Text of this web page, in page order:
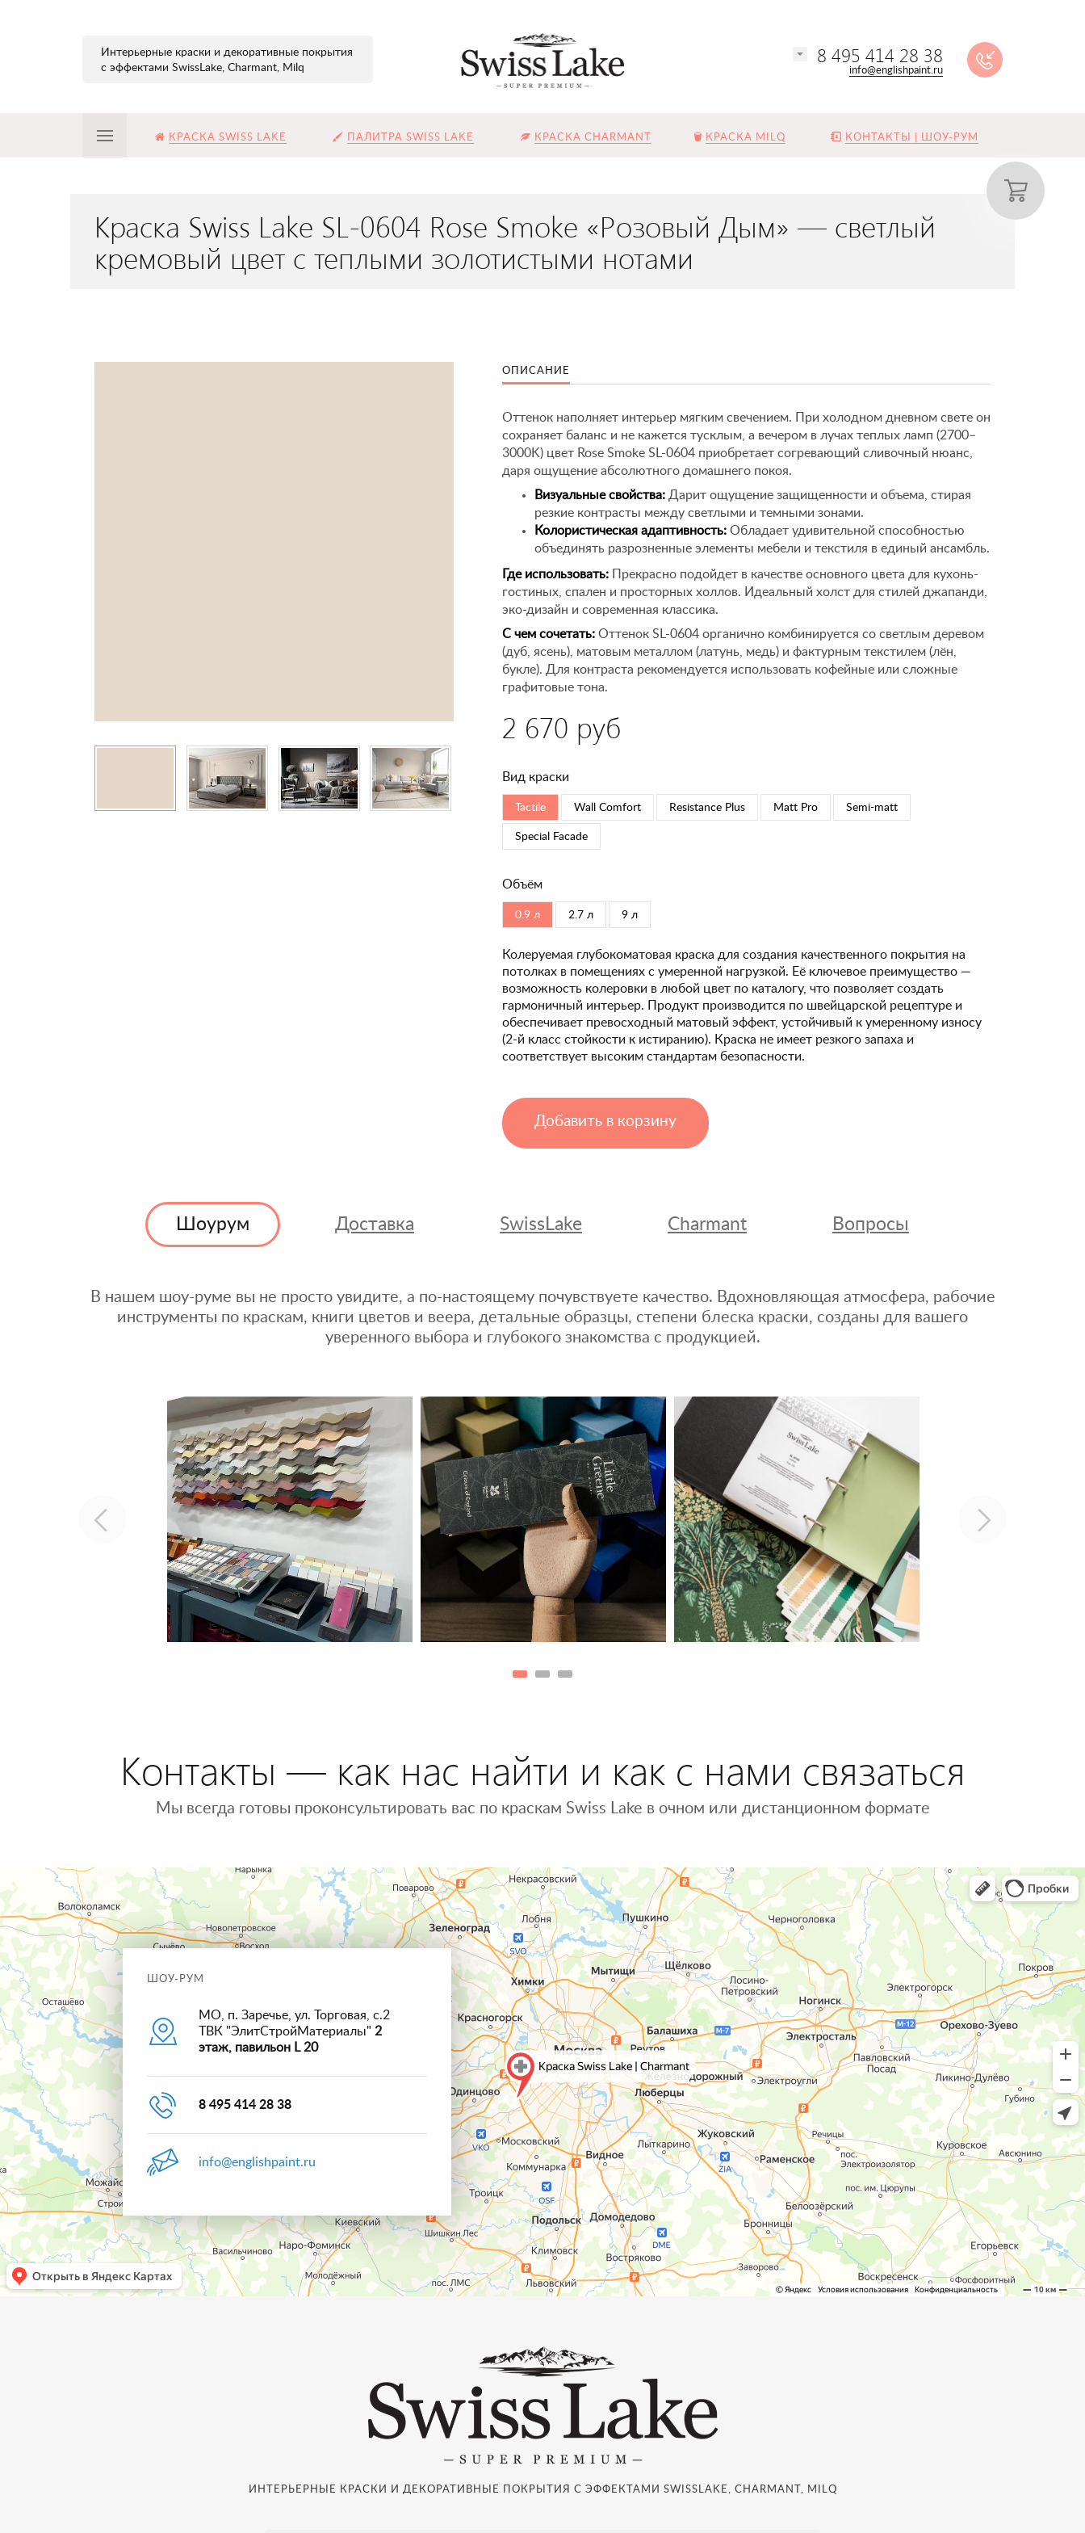
Интерьерные краски и декоративные покрытия
с эффектами SwissLake, Charmant, Milq
8 495 414 28 38
info@englishpaint.ru
КРАСКА SWISS LAKE ПАЛИТРА SWISS LAKE КРАСКА CHARMANT КРАСКА MILQ КОНТАКТЫ | ШОУ-РУМ
Краска Swiss Lake SL-0604 Rose Smoke «Розовый Дым» — светлый
кремовый цвет с теплыми золотистыми нотами
ОПИСАНИЕ
Оттенок наполняет интерьер мягким свечением. При холодном дневном свете он
сохраняет баланс и не кажется тусклым, а вечером в лучах теплых ламп (2700–
3000K) цвет Rose Smoke SL-0604 приобретает согревающий сливочный нюанс,
даря ощущение абсолютного домашнего покоя.
Визуальные свойства: Дарит ощущение защищенности и объема, стирая
резкие контрасты между светлыми и темными зонами.
Колористическая адаптивность: Обладает удивительной способностью
объединять разрозненные элементы мебели и текстиля в единый ансамбль.
Где использовать: Прекрасно подойдет в качестве основного цвета для кухонь-
гостиных, спален и просторных холлов. Идеальный холст для стилей джапанди,
эко-дизайн и современная классика.
С чем сочетать: Оттенок SL-0604 органично комбинируется со светлым деревом
(дуб, ясень), матовым металлом (латунь, медь) и фактурным текстилем (лён,
букле). Для контраста рекомендуется использовать кофейные или сложные
графитовые тона.
2 670 руб
Вид краски
Tactile Wall Comfort Resistance Plus Matt Pro Semi-matt
Special Faсade
Объём
0.9 л 2.7 л 9 л
Колеруемая глубокоматовая краска для создания качественного покрытия на
потолках в помещениях с умеренной нагрузкой. Её ключевое преимущество —
возможность колеровки в любой цвет по каталогу, что позволяет создать
гармоничный интерьер. Продукт производится по швейцарской рецептуре и
обеспечивает превосходный матовый эффект, устойчивый к умеренному износу
(2-й класс стойкости к истиранию). Краска не имеет резкого запаха и
соответствует высоким стандартам безопасности.
Добавить в корзину
Шоурум Доставка SwissLake Charmant Вопросы
В нашем шоу-руме вы не просто увидите, а по-настоящему почувствуете качество. Вдохновляющая атмосфера, рабочие
инструменты по краскам, книги цветов и веера, детальные образцы, степени блеска краски, созданы для вашего
уверенного выбора и глубокого знакомства с продукцией.
Контакты — как нас найти и как с нами связаться
Мы всегда готовы проконсультировать вас по краскам Swiss Lake в очном или дистанционном формате
ШОУ-РУМ
МО, п. Заречье, ул. Торговая, с.2
ТВК "ЭлитСтройМатериалы" 2
этаж, павильон L 20
8 495 414 28 38
info@englishpaint.ru
ИНТЕРЬЕРНЫЕ КРАСКИ И ДЕКОРАТИВНЫЕ ПОКРЫТИЯ С ЭФФЕКТАМИ SWISSLAKE, CHARMANT, MILQ